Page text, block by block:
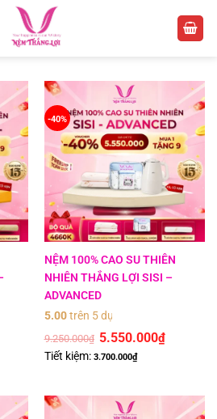
-40%
NỆM 100% CAO SU THIÊN
NHIÊN THẮNG LỢI SISI –
ADVANCED
5.00trên 5 dựa trên
9.250.000₫ 5.550.000₫
Tiết kiệm: 3.700.000₫